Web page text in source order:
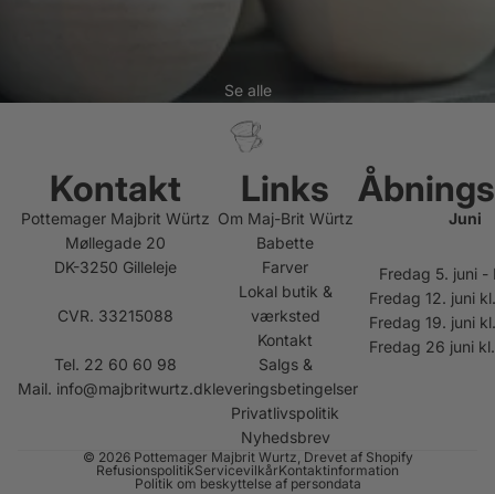
Se alle
Kontakt
Pottemager Majbrit Würtz
Møllegade 20
DK-3250 Gilleleje
CVR. 33215088
Tel. 22 60 60 98
Mail. info@majbritwurtz.dk
Links
Om Maj-Brit Würtz
Babette
Farver
Lokal butik &
værksted
Kontakt
Salgs &
leveringsbetingelser
Privatlivspolitik
Nyhedsbrev
Juni
Fredag 5. juni -
Fredag 12. juni
Fredag 19. juni
Fredag 26 juni
© 2026 Pottemager Majbrit Wurtz , Drevet af Shopify
RefusionspolitikServicevilkårKontaktinformation
Politik om beskyttelse af persondata